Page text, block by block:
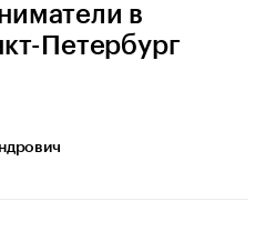
в
Петербург